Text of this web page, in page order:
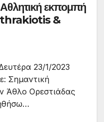
εκπομπή
&
23/1/2023
Σημαντική
Άθλο Ορεστιάδας